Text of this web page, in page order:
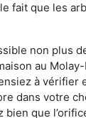
fait que les
non plus
au
à vérifier
dans votre
que